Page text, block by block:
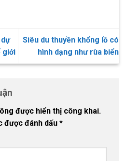
giới
Siêu du thuyền khổng lồ có
hình dạng như rùa biển
được hiển thị công khai.
được đánh dấu *